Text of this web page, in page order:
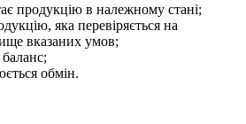
продукцію в належному стані;
яка перевіряється на
вказаних умов;
обмін.